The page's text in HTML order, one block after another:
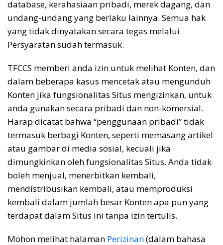
database, kerahasiaan pribadi, merek dagang, dan
undang-undang yang berlaku lainnya. Semua hak
yang tidak dinyatakan secara tegas melalui
Persyaratan sudah termasuk.
TFCCS memberi anda izin untuk melihat Konten, dan
dalam beberapa kasus mencetak atau mengunduh
Konten jika fungsionalitas Situs mengizinkan, untuk
anda gunakan secara pribadi dan non-komersial.
Harap dicatat bahwa “penggunaan pribadi” tidak
termasuk berbagi Konten, seperti memasang artikel
atau gambar di media sosial, kecuali jika
dimungkinkan oleh fungsionalitas Situs. Anda tidak
boleh menjual, menerbitkan kembali,
mendistribusikan kembali, atau memproduksi
kembali dalam jumlah besar Konten apa pun yang
terdapat dalam Situs ini tanpa izin tertulis.
Mohon melihat halaman Perizinan(dalam bahasa